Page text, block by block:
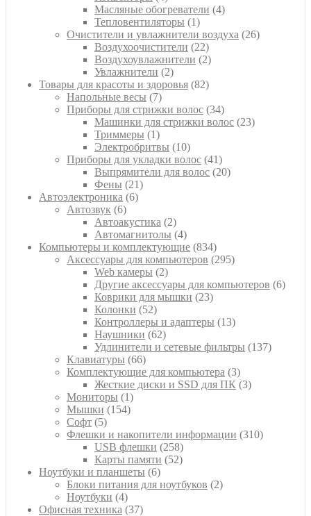
товара
Масляные обогреватели 44
Тепловентиляторы 11
товар
Очистители и увлажнители воздуха 2626
Воздухоочистители 2222
товара
Воздухоувлажнители 22
Увлажнители 22
товара
Товары для красоты и здоровья 8282
Напольные весы 77
товаров
Приборы для стрижки волос 3434
товара
Машинки для стрижки волос 2323
Триммеры 11
товар
Электробритвы 1010
товаров
Приборы для укладки волос 4141
товар
Выпрямители для волос 2020
Фены 2121
Автоэлектроника 66
Автозвук 66
товаров
Автоакустика 22
товара
Автомагнитолы 44
товара
Компьютеры и комплектующие 834834
товара
Аксессуары для компьютеров 295295
Web камеры 22
товара
Другие аксессуары для компьютеров 66
Коврики для мышки 2323
Колонки 5252
товара
Контроллеры и адаптеры 1313
Наушники 6262
товара
Удлинители и сетевые фильтры 137137
Клавиатуры 6666
товаров
Комплектующие для компьютера 33
товара
Жесткие диски и SSD для ПК 33
Мониторы 11
товар
Мышки 154154
Софт 55
товаров
Флешки и накопители информации 310310
USB флешки 258258
товаров
Карты памяти 5252
Ноутбуки и планшеты 66
товаров
Блоки питания для ноутбуков 22
Ноутбуки 44
товара
Офисная техника 3737